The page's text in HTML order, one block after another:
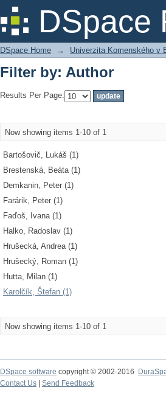
DSpace
Filter by: Author
DSpace Home → Univerzita Komenského v
Filter by: Author
Results Per Page:
Now showing items 1-10 of 1
Bartošovič, Lukáš (1)
Brestenská, Beáta (1)
Demkanin, Peter (1)
Farárik, Peter (1)
Faďoš, Ivana (1)
Halko, Radoslav (1)
Hrušecká, Andrea (1)
Hrušecký, Roman (1)
Hutta, Milan (1)
Karolčík, Štefan (1)
Now showing items 1-10 of 1
DSpace software copyright © 2002-2016
Contact Us
Send Feedback